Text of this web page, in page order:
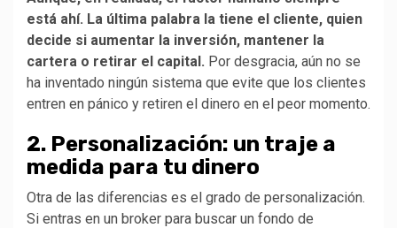
está ahí. La última palabra la tiene el cliente, quien
decide si aumentar la inversión, mantener la
cartera o retirar el capital. Por desgracia, aún no se
ha inventado ningún sistema que evite que los clientes
entren en pánico y retiren el dinero en el peor momento.
2. Personalización: un traje a
medida para tu dinero
Otra de las diferencias es el grado de personalización.
Si entras en un broker para buscar un fondo de